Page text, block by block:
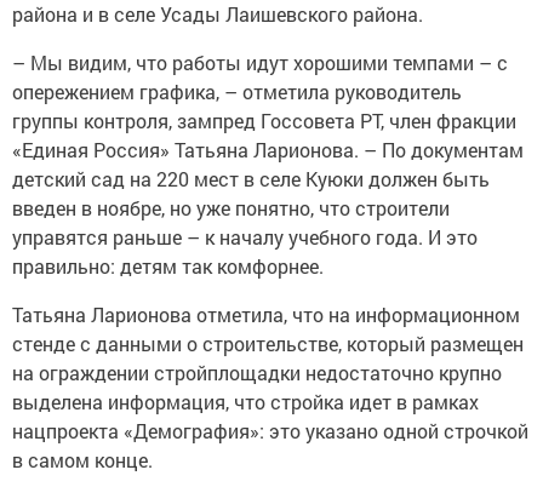
района и в селе Усады Лаишевского района.
– Мы видим, что работы идут хорошими темпами – с
опережением графика, – отметила руководитель
группы контроля, зампред Госсовета РТ, член фракции
«Единая Россия» Татьяна Ларионова. – По документам
детский сад на 220 мест в селе Куюки должен быть
введен в ноябре, но уже понятно, что строители
управятся раньше – к началу учебного года. И это
правильно: детям так комфорнее.
Татьяна Ларионова отметила, что на информационном
стенде с данными о строительстве, который размещен
на ограждении стройплощадки недостаточно крупно
выделена информация, что стройка идет в рамках
нацпроекта «Демография»: это указано одной строчкой
в самом конце.